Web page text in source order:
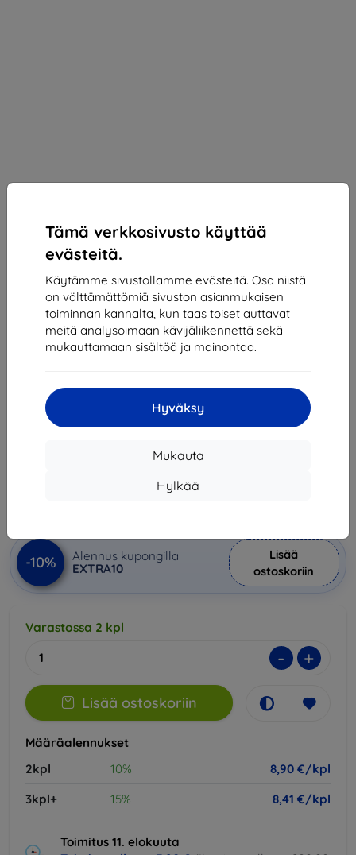
Tämä verkkosivusto käyttää
evästeitä.
Käytämme sivustollamme evästeitä. Osa niistä
on välttämättömiä sivuston asianmukaisen
toiminnan kannalta, kun taas toiset auttavat
meitä analysoimaan kävijäliikennettä sekä
mukauttamaan sisältöä ja mainontaa.
Hyväksy
Mukauta
Hylkää
3MK OnePlus 8 Pro - 3mk SilverProtection+
(5903108303408)
OnePlus 8 PRO
poistaa 99 % mikrobeista ja vahvistaa näyttöä jopa 400 %.
Kuplaton asennus, itseparantuva kerros
-10%
Alennus kupongilla
EXTRA10
Lisää
ostoskoriin
Varastossa 2 kpl
- +
Lisää ostoskoriin
Määräalennukset
2kpl
10%
8,90 €/kpl
3kpl+
15% 8,41 €/kpl
Toimitus 11. elokuuta